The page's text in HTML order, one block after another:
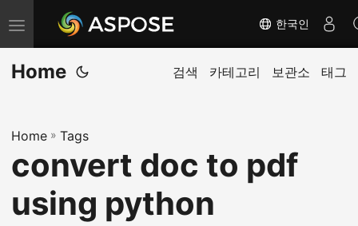
내
비
게
전
환
한국인
Home 검색 카테고리 보관소 태그
Home » Tags
convert doc to pdf
using python